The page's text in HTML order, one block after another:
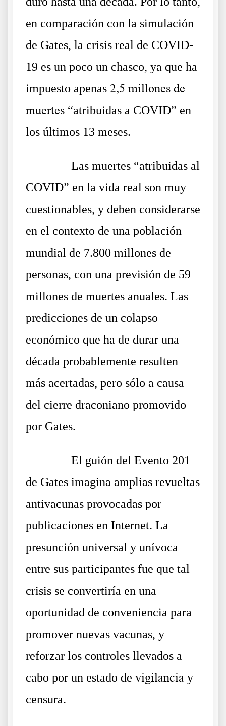
en comparación con la simulación
de Gates, la crisis real de COVID-
19 es un poco un chasco, ya que ha
impuesto apenas 2,5 millones de
muertes “atribuidas a COVID” en
los últimos 13 meses.
Las muertes “atribuidas al
COVID” en la vida real son muy
cuestionables, y deben considerarse
en el contexto de una población
mundial de 7.800 millones de
personas, con una previsión de 59
millones de muertes anuales. Las
predicciones de un colapso
económico que ha de durar una
década probablemente resulten
más acertadas, pero sólo a causa
del cierre draconiano promovido
por Gates.
El guión del Evento 201
de Gates imagina amplias revueltas
antivacunas provocadas por
publicaciones en Internet. La
presunción universal y unívoca
entre sus participantes fue que tal
crisis se convertiría en una
oportunidad de conveniencia para
promover nuevas vacunas, y
reforzar los controles llevados a
cabo por un estado de vigilancia y
censura.